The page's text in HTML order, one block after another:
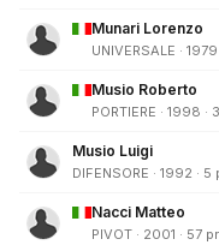
Munari Lorenzo
UNIVERSALE ·
Musio Roberto
PORTIERE · 1998 ·
Musio Luigi
DIFENSORE · 1992 · 5
Nacci Matteo
PIVOT · 2001 · 57